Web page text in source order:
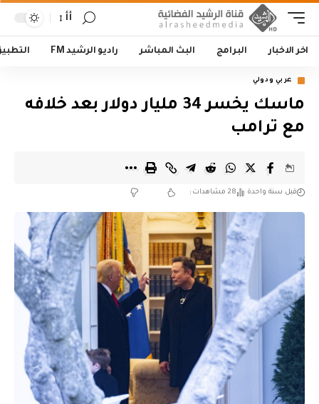
أأ
اخر الاخبار البرامج البث المباشر راديو الرشيد FM
عربي ودولي
ماسك يخسر 34 مليار دولار بعد خلافه
مع ترامب
قبل سنة واحدة 28 مشاهدات